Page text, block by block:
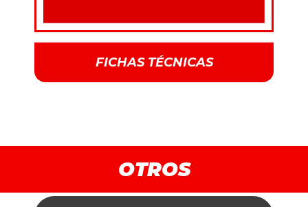
FICHAS TÉCNICAS
OTROS